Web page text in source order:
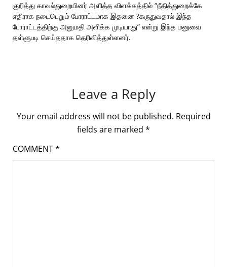
குறித்து காவல்துறையினர் அளித்த விளக்கத்தில் “நீதித்துறைக்கே
எதிராக நடைபெறும் போராட்டமாக இதனை ?கருதுவதால் இந்த
போராட்டத்திற்கு அனுமதி அளிக்க முடியாது” என்று இந்த மனுவை
தள்ளுபடி செய்ததாக தெரிவித்துள்ளனர்.
Leave a Reply
Your email address will not be published. Required
fields are marked *
COMMENT*